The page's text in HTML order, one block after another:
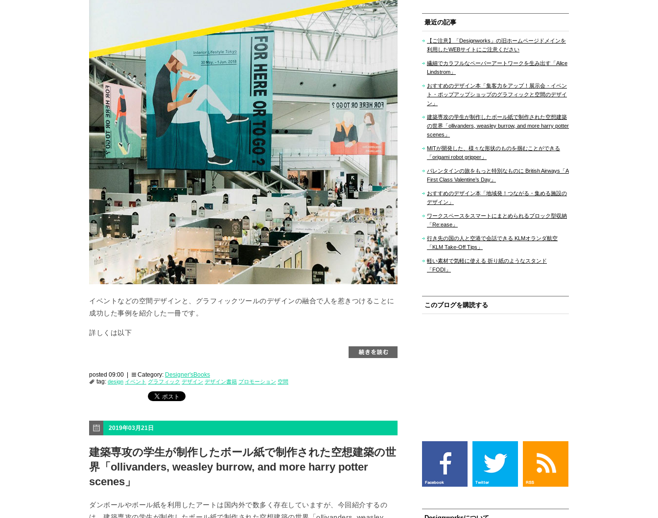
イベントなどの空間デザインと、グラフィックツールのデザインの融合で人を惹きつけることに
成功した事例を紹介した一冊です。
詳しくは以下
posted 09:00 | Category: Designer'sBooks
tag: design イベント グラフィック デザイン デザイン書籍 プロモーション 空間
2019年03月21日
建築専攻の学生が制作したボール紙で制作された空想建築の世
界「ollivanders, weasley burrow, and more harry potter
scenes」
ダンボールやボール紙を利用したアートは国内外で数多く存在していますが、今回紹介するの
最近の記事
【ご注意】「Designworks」の旧ホームページドメインを
利用したWEBサイトにご注意ください
繊細でカラフルなペーパーアートワークを生み出す「Alice
Lindstrom」
おすすめのデザイン本「集客力をアップ！展示会・イベン
ト・ポップアップショップのグラフィックと空間のデザイ
ン」
建築専攻の学生が制作したボール紙で制作された空想建築
の世界「ollivanders, weasley burrow, and more harry potter
scenes」
MITが開発した、様々な形状のものを掴むことができる
「origami robot gripper」
バレンタインの旅をもっと特別なものに British Airways「A
First Class Valentine’s Day」
おすすめのデザイン本「地域発！つながる・集める施設の
デザイン」
ワークスペースをスマートにまとめられるブロック型収納
「Re:ease」
行き先の国の人と空港で会話できる KLMオランダ航空
「KLM Take-Off Tips」
軽い素材で気軽に使える 折り紙のようなスタンド
「FODI」
このブログを購読する